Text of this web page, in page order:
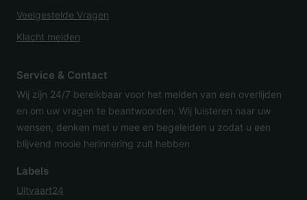
Veelgestelde Vragen
Klacht melden
Service & Contact
Wij zijn 24/7 bereikbaar voor het melden van een overlijden
en om uw vragen te beantwoorden. Wij luisteren naar uw
wensen, denken met u mee en begeleiden u zodat u een
blijvend mooie herinnering zult hebben
Labels
Uitvaart24